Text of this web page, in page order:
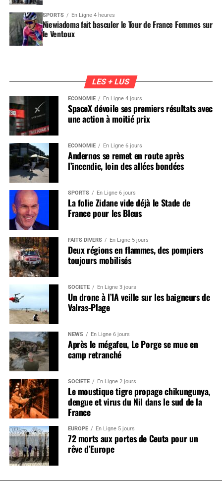
SPORTS En Ligne 4 heures
Niewiadoma fait basculer le Tour de France Femmes sur
le Ventoux
LES + LUS
ÉCONOMIE En Ligne 4 jours
SpaceX dévoile ses premiers résultats avec
une action à moitié prix
ÉCONOMIE En Ligne 6 jours
Andernos se remet en route après
l’incendie, loin des allées bondées
SPORTS En Ligne 6 jours
La folie Zidane vide déjà le Stade de
France pour les Bleus
FAITS DIVERS En Ligne 5 jours
Deux régions en flammes, des pompiers
toujours mobilisés
SOCIÉTÉ En Ligne 3 jours
Un drone à l’IA veille sur les baigneurs de
Valras-Plage
NEWS En Ligne 6 jours
Après le mégafeu, Le Porge se mue en
camp retranché
SOCIÉTÉ En Ligne 2 jours
Le moustique tigre propage chikungunya,
dengue et virus du Nil dans le sud de la
France
EUROPE En Ligne 5 jours
72 morts aux portes de Ceuta pour un
rêve d’Europe